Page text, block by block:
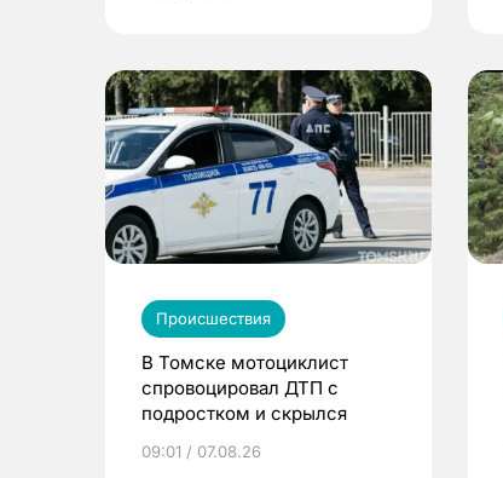
Происшествия
В Томске мотоциклист
спровоцировал ДТП с
подростком и скрылся
09:01 / 07.08.26